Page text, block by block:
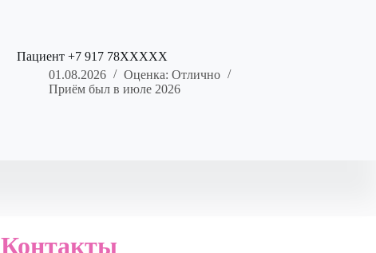
Пациент +7 917 78XXXXX
01.08.2026
Оценка: Отлично
Приём был в июле 2026
Контакты